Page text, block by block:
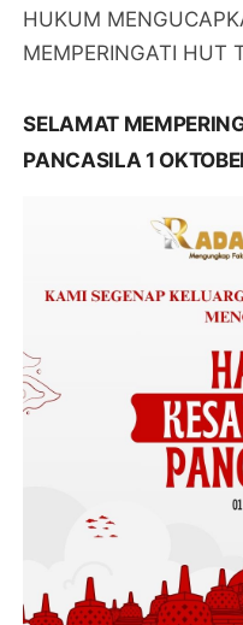
HUKUM
MEMPERINGATI HUT
SELAMAT
PANCASILA 1